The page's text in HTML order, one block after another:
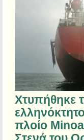
Χτυπήθηκε
πλοίο